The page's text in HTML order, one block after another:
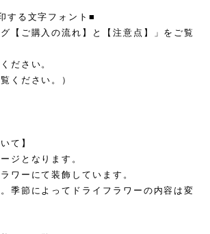
する文字フォント■
【ご購入の流れ】と【注意点】」をご覧
ださい。
ください。）
て】
ジとなります。
ワーにて装飾しています。
季節によってドライフラワーの内容は変